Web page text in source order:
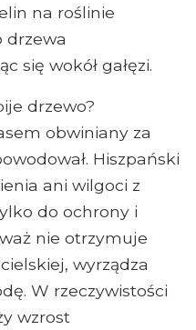
na roślinie
drzewa
się wokół gałęzi.
drzewo?
obwiniany za
Hiszpański
ani wilgoci z
do ochrony i
nie otrzymuje
wyrządza
W rzeczywistości
wzrost